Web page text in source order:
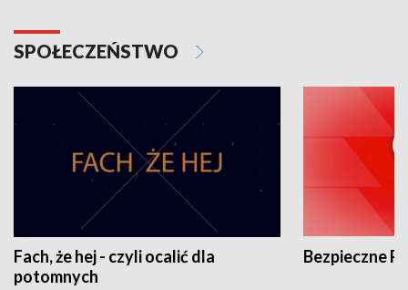
SPOŁECZEŃSTWO
Fach, że hej - czyli ocalić dla
potomnych
Bezpieczne